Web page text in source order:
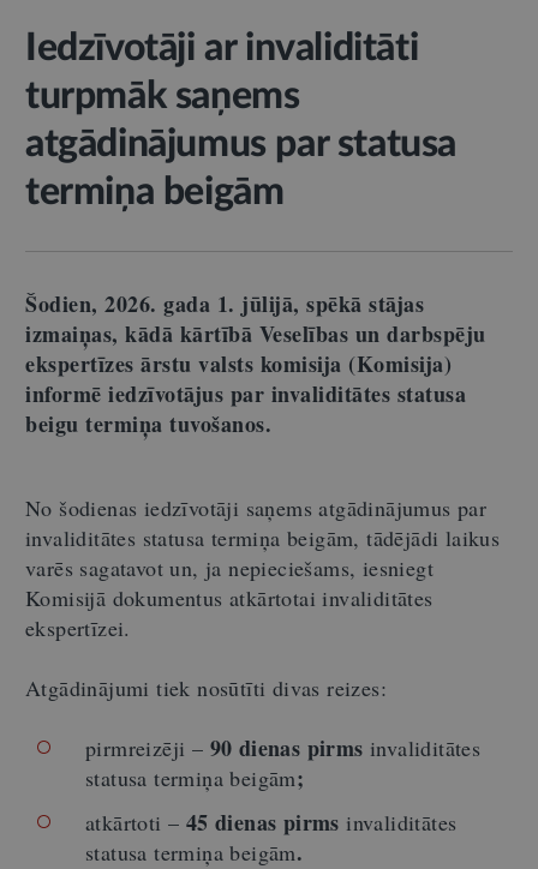
Iedzīvotāji ar invaliditāti
turpmāk saņems
atgādinājumus par statusa
termiņa beigām
Šodien, 2026. gada 1. jūlijā, spēkā stājas
izmaiņas, kādā kārtībā Veselības un darbspēju
ekspertīzes ārstu valsts komisija (Komisija)
informē iedzīvotājus par invaliditātes statusa
beigu termiņa tuvošanos.
No šodienas iedzīvotāji saņems atgādinājumus par
invaliditātes statusa termiņa beigām, tādējādi laikus
varēs sagatavot un, ja nepieciešams, iesniegt
Komisijā dokumentus atkārtotai invaliditātes
ekspertīzei.
Atgādinājumi tiek nosūtīti divas reizes:
pirmreizēji – 90 dienas pirms invaliditātes
statusa termiņa beigām;
atkārtoti – 45 dienas pirms invaliditātes
statusa termiņa beigām.